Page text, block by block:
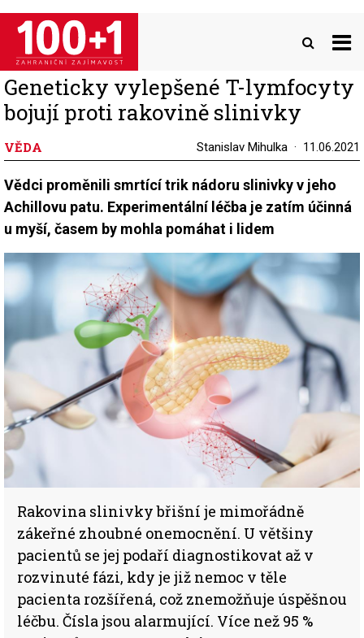
Přejít
hlavnímu
obsahu
Geneticky vylepšené T-lymfocyty
bojují proti rakovině slinivky
VĚDA Stanislav Mihulka 11.06.2021
Vědci proměnili smrtící trik nádoru slinivky v jeho
Achillovu patu. Experimentální léčba je zatím účinná
u myší, časem by mohla pomáhat i lidem
Rakovina slinivky břišní je mimořádně
zákeřné zhoubné onemocnění. U většiny
pacientů se jej podaří diagnostikovat až v
rozvinuté fázi, kdy je již nemoc v těle
pacienta rozšířená, což znemožňuje úspěšnou
léčbu. Čísla jsou alarmující. Více než 95 %